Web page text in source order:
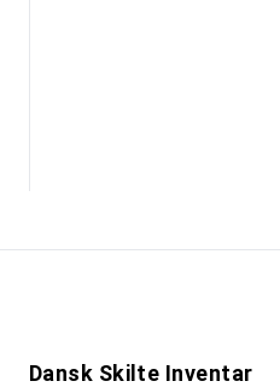
Dansk Skilte Inventar